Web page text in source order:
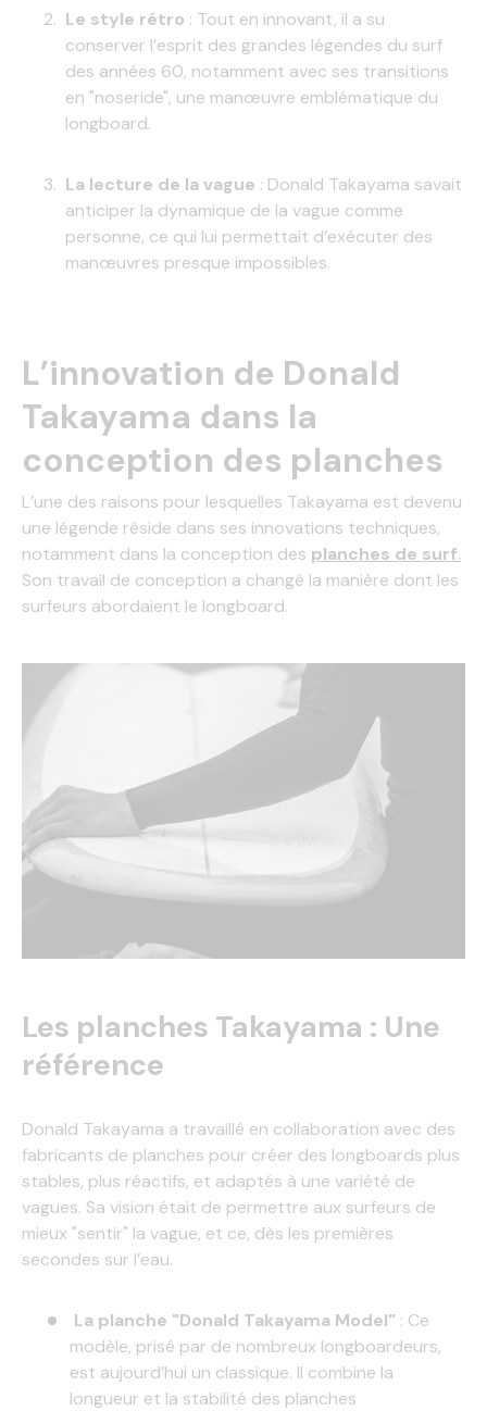
Le style rétro : Tout en innovant, il a su
conserver l’esprit des grandes légendes du surf
des années 60, notamment avec ses transitions
en "noseride", une manœuvre emblématique du
longboard.
La lecture de la vague : Donald Takayama savait
anticiper la dynamique de la vague comme
personne, ce qui lui permettait d’exécuter des
manœuvres presque impossibles.
L’innovation de Donald
Takayama dans la
conception des planches
L’une des raisons pour lesquelles Takayama est devenu
une légende réside dans ses innovations techniques,
notamment dans la conception des planches de surf.
Son travail de conception a changé la manière dont les
surfeurs abordaient le longboard.
Les planches Takayama : Une
référence
Donald Takayama a travaillé en collaboration avec des
fabricants de planches pour créer des longboards plus
stables, plus réactifs, et adaptés à une variété de
vagues. Sa vision était de permettre aux surfeurs de
mieux "sentir" la vague, et ce, dès les premières
secondes sur l’eau.
La planche "Donald Takayama Model" : Ce
modèle, prisé par de nombreux longboardeurs,
est aujourd’hui un classique. Il combine la
longueur et la stabilité des planches